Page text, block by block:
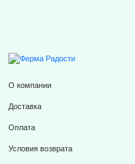
О компании
Доставка
Оплата
Условия возврата